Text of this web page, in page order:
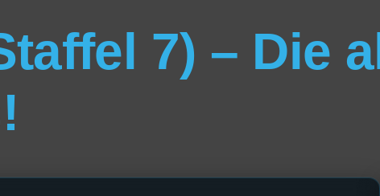
7) – Die